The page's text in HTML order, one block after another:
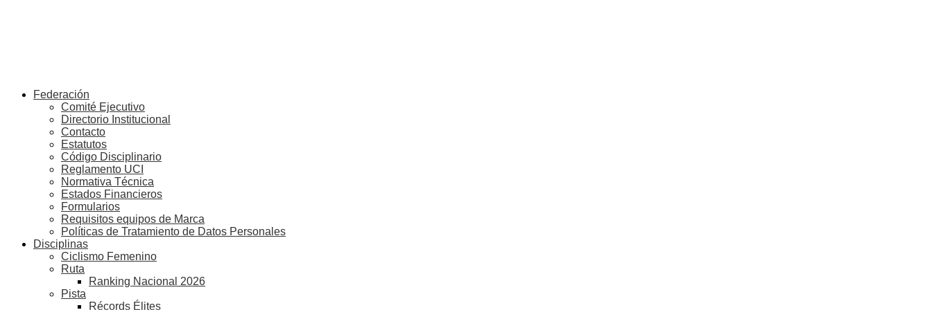
Federación
Comité Ejecutivo
Directorio Institucional
Contacto
Estatutos
Código Disciplinario
Reglamento UCI
Normativa Técnica
Estados Financieros
Formularios
Requisitos equipos de Marca
Políticas de Tratamiento de Datos Personales
Disciplinas
Ciclismo Femenino
Ruta
Ranking Nacional 2026
Pista
Récords Élites